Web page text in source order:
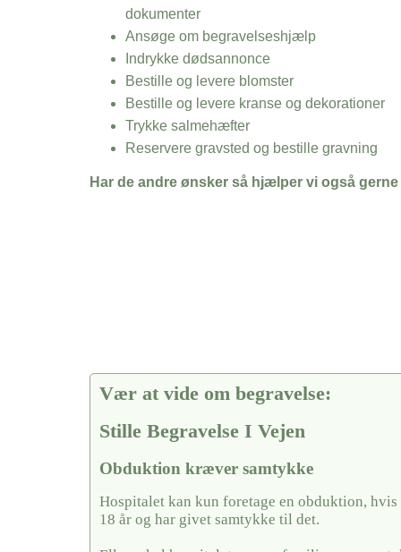
dokumenter
Ansøge om begravelseshjælp
Indrykke dødsannonce
Bestille og levere blomster
Bestille og levere kranse og dekorationer
Trykke salmehæfter
Reservere gravsted og bestille gravning
Har de andre ønsker så hjælper vi også gerne
Vær at vide om begravelse:
Stille Begravelse I Vejen
Obduktion kræver samtykke
Hospitalet kan kun foretage en obduktion,
18 år og har givet samtykke til det.